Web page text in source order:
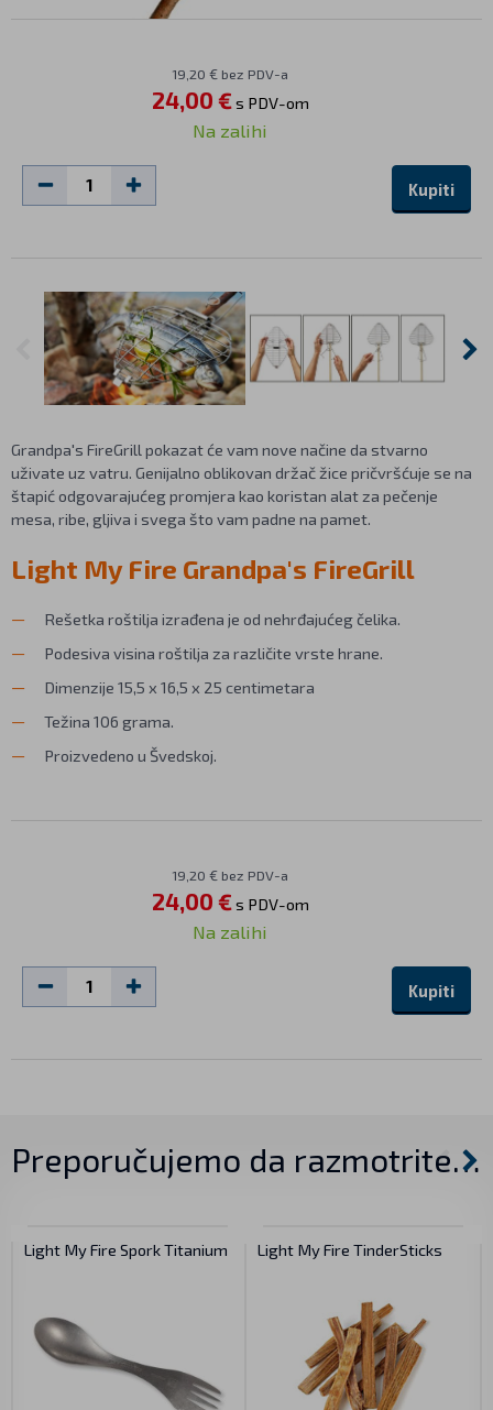
19,20 € bez PDV-a
24,00 €s PDV-om
Na zalihi
Kupiti
Grandpa's FireGrill pokazat će vam nove načine da stvarno
uživate uz vatru. Genijalno oblikovan držač žice pričvršćuje se na
štapić odgovarajućeg promjera kao koristan alat za pečenje
mesa, ribe, gljiva i svega što vam padne na pamet.
Light My Fire Grandpa's FireGrill
Rešetka roštilja izrađena je od nehrđajućeg čelika.
Podesiva visina roštilja za različite vrste hrane.
Dimenzije 15,5 x 16,5 x 25 centimetara
Težina 106 grama.
Proizvedeno u Švedskoj.
19,20 € bez PDV-a
24,00 €s PDV-om
Na zalihi
Kupiti
Preporučujemo da razmotrite…
Light My Fire Spork Titanium Light My Fire TinderSticks